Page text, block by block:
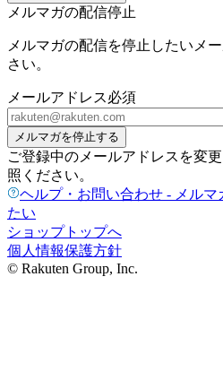
メルマガの配信停止
メルマガの配信を停止したいメ
さい。
メールアドレス必須
メルマガを停止する
ご登録中のメールアドレスを変
照ください。
ヘルプ・お問い合わせ - メルマ
たい
ショップトップへ
個人情報保護方針
© Rakuten Group, Inc.